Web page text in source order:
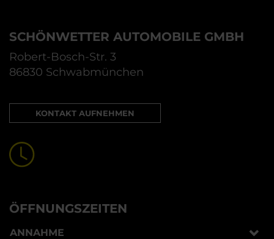
SCHÖNWETTER AUTOMOBILE GMBH
Robert-Bosch-Str. 3
86830 Schwabmünchen
KONTAKT AUFNEHMEN
ÖFFNUNGSZEITEN
ANNAHME